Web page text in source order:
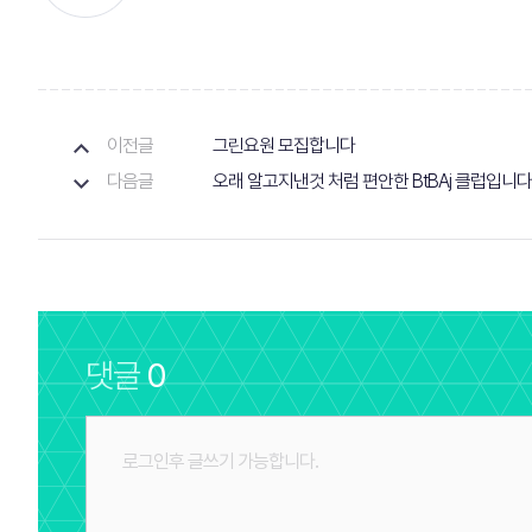
이전글
그린요원 모집합니다
다음글
오래 알고지낸것 처럼 편안한 BtBAj 클럽입니
댓글0